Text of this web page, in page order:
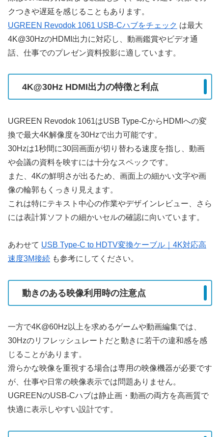
クつきや遅延を感じることもあります。
UGREEN Revodok 1061 USB-Cハブをチェック は最大
4K@30HzのHDMI出力に対応し、動画鑑賞やビデオ通
話、仕事でのプレゼン資料投影に適しています。
4K@30Hz HDMI出力の特徴と利点
UGREEN Revodok 1061はUSB Type-CからHDMIへの変
換で最大4K解像度を30Hzで出力可能です。
30Hzは1秒間に30回画面が切り替わる速度を指し、動画
や会議の資料を映すには十分なスペックです。
また、4Kの鮮明さが出るため、画面上の細かい文字や画
像の輪郭もくっきり見えます。
これは特にテキスト中心の作業やデザインレビュー、さら
には表計算ソフトの細かいセルの確認に向いています。
あわせて USB Type-C to HDTV変換ケーブル｜4K対応高
速度3M接続 も参考にしてください。
動きのある映像利用時の注意点
一方で4K@60Hz以上を求めるゲームや動画編集では、
30Hzのリフレッシュレートだと動きに若干の違和感を感
じることがあります。
滑らかな映像を重視する場合は専用の映像機器が必要です
が、仕事や日常の映像表示では問題ありません。
UGREENのUSB-Cハブは静止画・動画の両方を高画質で
快適に表示しやすい設計です。